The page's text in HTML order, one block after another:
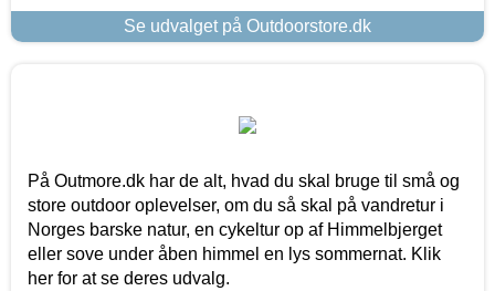
Se udvalget på Outdoorstore.dk
På Outmore.dk har de alt, hvad du skal bruge til små og
store outdoor oplevelser, om du så skal på vandretur i
Norges barske natur, en cykeltur op af Himmelbjerget
eller sove under åben himmel en lys sommernat. Klik
her for at se deres udvalg.